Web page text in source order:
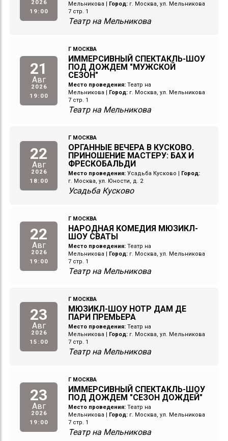
2026
19:00
Мельникова
Город: г. Москва, ул. Мельникова
7 стр. 1
Театр на Мельникова
21
Авг
2026
19:00
Г МОСКВА
ИММЕРСИВНЫЙ СПЕКТАКЛЬ-ШОУ
ПОД ДОЖДЕМ "МУЖСКОЙ
СЕЗОН"
Место проведения: Театр на
Мельникова
Город: г. Москва, ул. Мельникова
7 стр. 1
Театр на Мельникова
22
Авг
2026
18:00
Г МОСКВА
ОРГАННЫЕ ВЕЧЕРА В КУСКОВО.
ПРИНОШЕНИЕ МАСТЕРУ: БАХ И
ФРЕСКОБАЛЬДИ
Место проведения: Усадьба Кусково
Город:
г. Москва, ул. Юности, д. 2
Усадьба Кусково
22
Авг
2026
19:00
Г МОСКВА
НАРОДНАЯ КОМЕДИЯ МЮЗИКЛ-
ШОУ СВАТЫ
Место проведения: Театр на
Мельникова
Город: г. Москва, ул. Мельникова
7 стр. 1
Театр на Мельникова
23
Авг
2026
15:00
Г МОСКВА
МЮЗИКЛ-ШОУ НОТР ДАМ ДЕ
ПАРИ ПРЕМЬЕРА
Место проведения: Театр на
Мельникова
Город: г. Москва, ул. Мельникова
7 стр. 1
Театр на Мельникова
23
Авг
2026
19:00
Г МОСКВА
ИММЕРСИВНЫЙ СПЕКТАКЛЬ-ШОУ
ПОД ДОЖДЕМ "СЕЗОН ДОЖДЕЙ"
Место проведения: Театр на
Мельникова
Город: г. Москва, ул. Мельникова
7 стр. 1
Театр на Мельникова